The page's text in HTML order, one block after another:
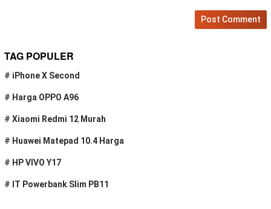
TAG POPULER
# iPhone X Second
# Harga OPPO A96
# Xiaomi Redmi 12 Murah
# Huawei Matepad 10.4 Harga
# HP VIVO Y17
# IT Powerbank Slim PB11